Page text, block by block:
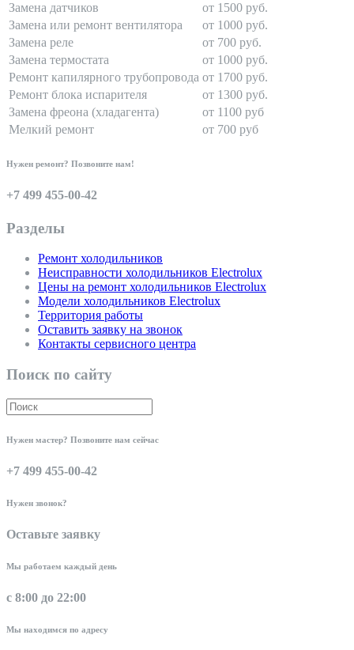
Замена датчиков
от 1500 руб.
Замена или ремонт вентилятора
от 1000 руб.
Замена реле
от 700 руб.
Замена термостата
от 1000 руб.
Ремонт капилярного трубопровода от 1700 руб.
Ремонт блока испарителя
от 1300 руб.
Замена фреона (хладагента)
от 1100 руб
Мелкий ремонт
от 700 руб
Нужен ремонт? Позвоните нам!
+7 499 455-00-42
Разделы
Ремонт холодильников
Неисправности холодильников Electrolux
Цены на ремонт холодильников Electrolux
Модели холодильников Electrolux
Территория работы
Оставить заявку на звонок
Контакты сервисного центра
Поиск по сайту
Нужен мастер? Позвоните нам сейчас
+7 499 455-00-42
Нужен звонок?
Оставьте заявку
Мы работаем каждый день
с 8:00 до 22:00
Мы находимся по адресу